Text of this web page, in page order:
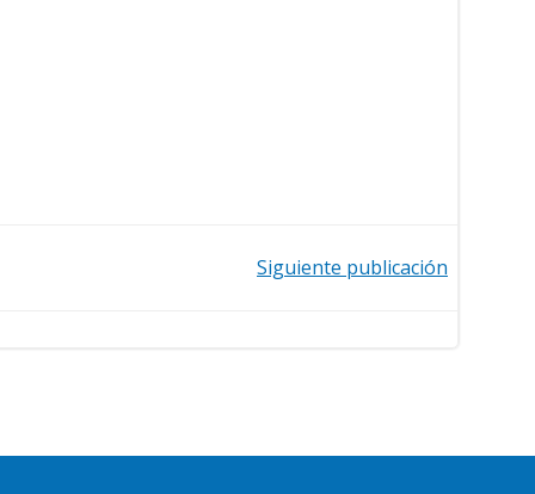
Siguiente publicación